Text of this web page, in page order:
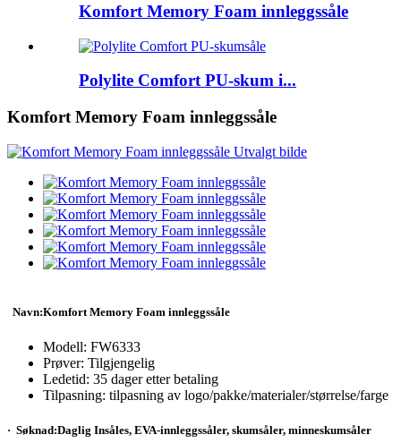
Komfort Memory Foam innleggssåle
Polylite Comfort PU-skum i...
Komfort Memory Foam innleggssåle
Navn:Komfort Memory Foam innleggssåle
Modell: FW6333
Prøver: Tilgjengelig
Ledetid: 35 dager etter betaling
Tilpasning: tilpasning av logo/pakke/materialer/størrelse/farge
· Søknad:Daglig Insåles, EVA-innleggssåler, skumsåler, minneskumsåler